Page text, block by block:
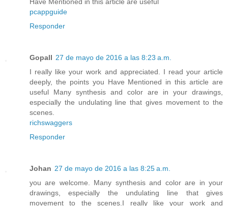
Have Mentioned in this article are useful
pcappguide
Responder
Gopall 27 de mayo de 2016 a las 8:23 a.m.
I really like your work and appreciated. I read your article
deeply, the points you Have Mentioned in this article are
useful Many synthesis and color are in your drawings,
especially the undulating line that gives movement to the
scenes.
richswaggers
Responder
Johan 27 de mayo de 2016 a las 8:25 a.m.
you are welcome. Many synthesis and color are in your
drawings, especially the undulating line that gives
movement to the scenes.I really like your work and